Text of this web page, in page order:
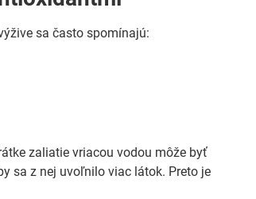
sa často spomínajú:
zaliatie vriacou vodou môže byť
sa z nej uvoľnilo viac látok. Preto je